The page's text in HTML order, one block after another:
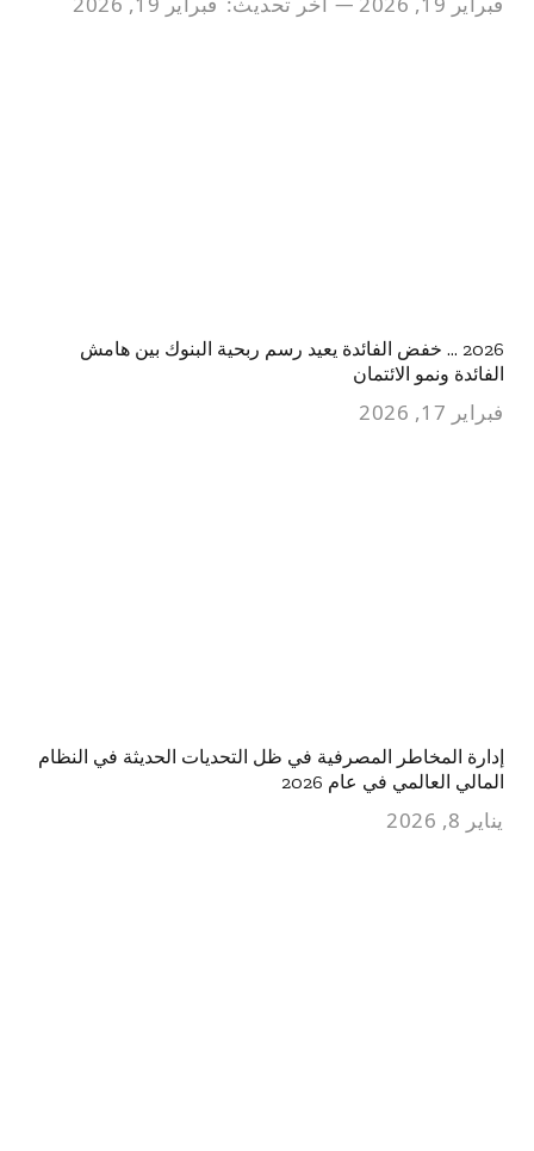
2026 … خفض الفائدة يعيد رسم ربحية البنوك بين هامش
الفائدة ونمو الائتمان
فبراير 17, 2026
إدارة المخاطر المصرفية في ظل التحديات الحديثة في النظام
المالي العالمي في عام 2026
يناير 8, 2026